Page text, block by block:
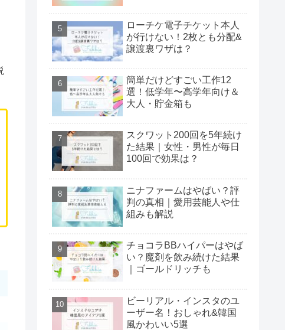
ローチケ電子チケット本人
が行けない！2枚とも分配&
譲渡裏ワザは？
簡単だけどすごい工作12
選！低学年〜高学年向け＆
大人・貯金箱も
スクワット200回を5年続け
た結果｜女性・男性が毎日
100回で効果は？
ニナファームはやばい？評
判の真相｜愛用芸能人や仕
組みも解説
チョコラBBハイパーはやば
い？魔剤を飲み続けた結果
｜ゴールドリッチも
ビーリアル・インスタのユ
ーザー名！おしゃれ&韓国
風かわいい5選